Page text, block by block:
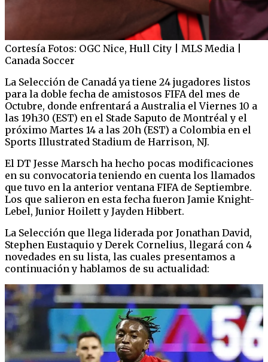
Cortesía Fotos: OGC Nice, Hull City | MLS Media |
Canada Soccer
La Selección de Canadá ya tiene 24 jugadores listos
para la doble fecha de amistosos FIFA del mes de
Octubre, donde enfrentará a Australia el Viernes 10 a
las 19h30 (EST) en el Stade Saputo de Montréal y el
próximo Martes 14 a las 20h (EST) a Colombia en el
Sports Illustrated Stadium de Harrison, NJ.
El DT Jesse Marsch ha hecho pocas modificaciones
en su convocatoria teniendo en cuenta los llamados
que tuvo en la anterior ventana FIFA de Septiembre.
Los que salieron en esta fecha fueron Jamie Knight-
Lebel, Junior Hoilett y Jayden Hibbert.
La Selección que llega liderada por Jonathan David,
Stephen Eustaquio y Derek Cornelius, llegará con 4
novedades en su lista, las cuales presentamos a
continuación y hablamos de su actualidad: